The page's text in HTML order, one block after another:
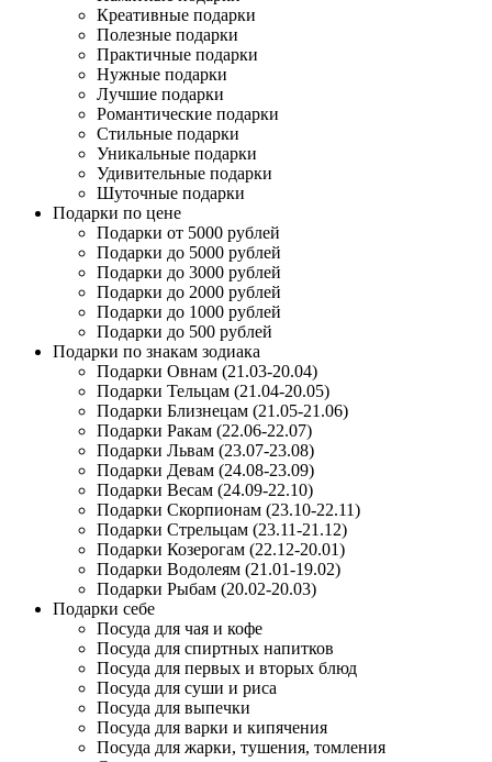
Креативные подарки
Полезные подарки
Практичные подарки
Нужные подарки
Лучшие подарки
Романтические подарки
Стильные подарки
Уникальные подарки
Удивительные подарки
Шуточные подарки
Подарки по цене
Подарки от 5000 рублей
Подарки до 5000 рублей
Подарки до 3000 рублей
Подарки до 2000 рублей
Подарки до 1000 рублей
Подарки до 500 рублей
Подарки по знакам зодиака
Подарки Овнам (21.03-20.04)
Подарки Тельцам (21.04-20.05)
Подарки Близнецам (21.05-21.06)
Подарки Ракам (22.06-22.07)
Подарки Львам (23.07-23.08)
Подарки Девам (24.08-23.09)
Подарки Весам (24.09-22.10)
Подарки Скорпионам (23.10-22.11)
Подарки Стрельцам (23.11-21.12)
Подарки Козерогам (22.12-20.01)
Подарки Водолеям (21.01-19.02)
Подарки Рыбам (20.02-20.03)
Подарки себе
Посуда для чая и кофе
Посуда для спиртных напитков
Посуда для первых и вторых блюд
Посуда для суши и риса
Посуда для выпечки
Посуда для варки и кипячения
Посуда для жарки, тушения, томления